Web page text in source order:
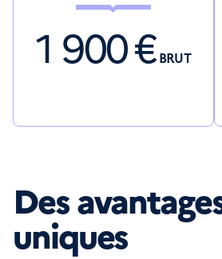
1 900€ BRUT
Des
uniques